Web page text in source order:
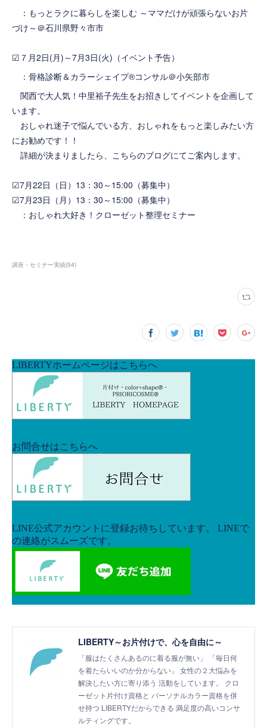
： もっとラクに暮らしを楽しむ ～ママだけが頑張らないお片
づけ～＠石川県野々市市
☑７月2日(月)～7月3日(火)（イベント予告）
：骨格診断＆カラーシェイプ®コンサル＠小矢部市
関西で大人気！ 中里裕子先生をお招きしてイベントを企画して
います。
おしゃれ迷子で悩んでいる方、おしゃれをもっと楽しみたい方
にお勧めです！！
詳細が決まりましたら、こちらのブログにてご案内します。
☑7月22日（日）13：30～15:00（募集中）
☑7月23日（月）13：30～15:00（募集中）
： おしゃれ大好き！クローゼット整理セミナー
講座・セミナー実績(54)
LIBERTY～お片付けで、心を自由に～
「服はたくさんあるのに着る服が無い」 「毎日何
を着たらいいのか分からない」 女性の２大悩みを
解決したい方に寄り添う 活動をしています。 クロ
ーゼット片付け資格と パーソナルカラー資格を併
せ持つ LIBERTYだからできる 満足度の高いコンサ
ルティングです。